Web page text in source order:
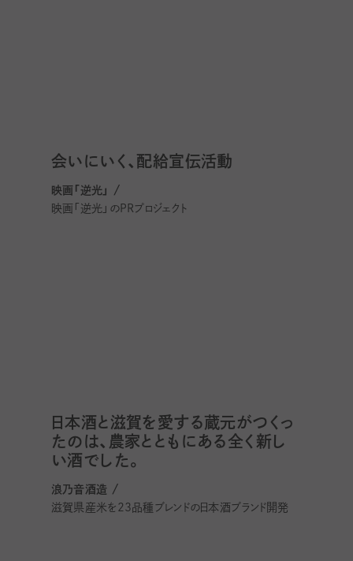
会いにいく、配給宣伝活動
映画「逆光」 /
映画「逆光」のPRプロジェクト
日本酒と滋賀を愛する蔵元がつくっ
たのは、農家とともにある全く新し
い酒でした。
浪乃音酒造 /
滋賀県産米を23品種ブレンドの日本酒ブランド開発